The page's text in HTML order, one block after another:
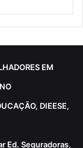
EM
DIEESE,
Ed. Seguradoras,